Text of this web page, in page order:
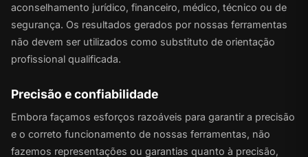
aconselhamento jurídico, financeiro, médico, técnico ou de
segurança. Os resultados gerados por nossas ferramentas
não devem ser utilizados como substituto de orientação
profissional qualificada.
Precisão e confiabilidade
Embora façamos esforços razoáveis para garantir a precisão
e o correto funcionamento de nossas ferramentas, não
fazemos representações ou garantias quanto à precisão,